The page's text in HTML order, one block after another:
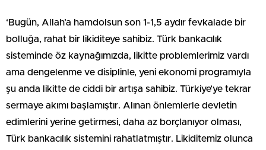
‘Bugün, Allah’a hamdolsun son 1-1,5 aydır fevkalade bir
bolluğa, rahat bir likiditeye sahibiz. Türk bankacılık
sisteminde öz kaynağımızda, likitte problemlerimiz vardı
ama dengelenme ve disiplinle, yeni ekonomi programıyla
şu anda likitte de ciddi bir artışa sahibiz. Türkiye’ye tekrar
sermaye akımı başlamıştır. Alınan önlemlerle devletin
edimlerini yerine getirmesi, daha az borçlanıyor olması,
Türk bankacılık sistemini rahatlatmıştır. Likiditemiz olunca